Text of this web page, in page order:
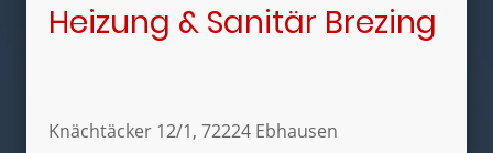
Heizung & Sanitär Brezing
Knächtäcker 12/1, 72224 Ebhausen